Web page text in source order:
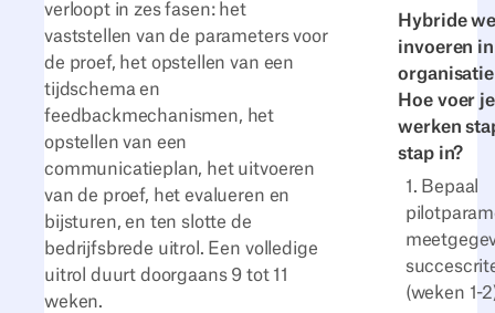
Hybride
invoeren
organisatie
Hoe voer
werken
stap in?
1. Bepaal
(weken 1-
verloopt in zes fasen: het
vaststellen van de parameters voor
de proef, het opstellen van een
tijdschema en
feedbackmechanismen, het
opstellen van een
communicatieplan, het uitvoeren
van de proef, het evalueren en
bijsturen, en ten slotte de
bedrijfsbrede uitrol. Een volledige
uitrol duurt doorgaans 9 tot 11
weken.